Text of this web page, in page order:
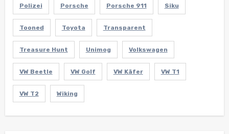
Polizei Porsche Porsche 911 Siku
Tooned Toyota Transparent
Treasure Hunt Unimog Volkswagen
VW Beetle VW Golf VW Käfer VW T1
VW T2 Wiking